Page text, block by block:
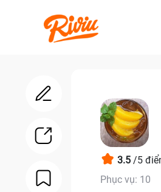
3.5 /5
Phục vụ: 10